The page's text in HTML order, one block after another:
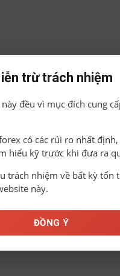
Email
trừ trách nhiệm
đều vì mục đích cung
có các rủi ro nhất
hiểu kỹ trước khi đưa ra
trách nhiệm về bất kỳ tổn
này.
ĐỒNG Ý